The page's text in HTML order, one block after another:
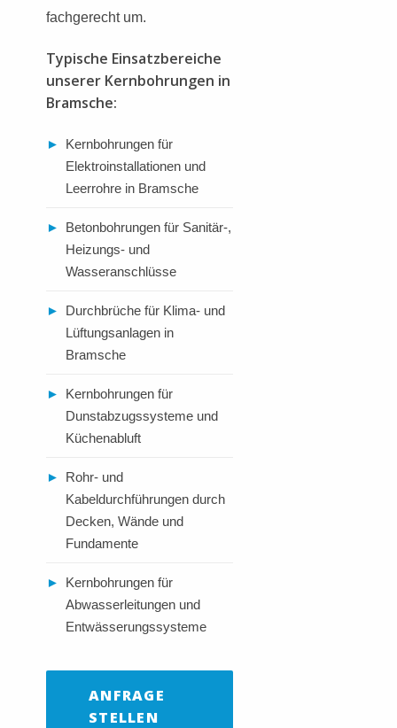
fachgerecht um.
Typische Einsatzbereiche
unserer Kernbohrungen in
Bramsche:
►
Kernbohrungen für
Elektroinstallationen und
Leerrohre in Bramsche
►
Betonbohrungen für Sanitär-,
Heizungs- und
Wasseranschlüsse
►
Durchbrüche für Klima- und
Lüftungsanlagen in
Bramsche
►
Kernbohrungen für
Dunstabzugssysteme und
Küchenabluft
►
Rohr- und
Kabeldurchführungen durch
Decken, Wände und
Fundamente
►
Kernbohrungen für
Abwasserleitungen und
Entwässerungssysteme
ANFRAGE
STELLEN